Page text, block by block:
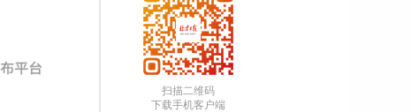
扫描二维码
下载手机客户端